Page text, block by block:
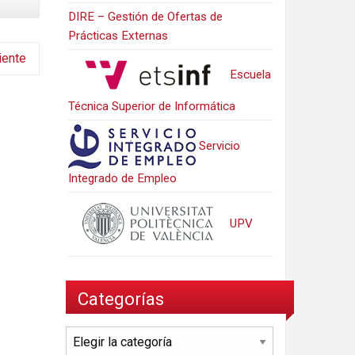
DIRE – Gestión de Ofertas de
Prácticas Externas
Escuela
Técnica Superior de Informática
Servicio
Integrado de Empleo
UPV
Categorías
Categorías